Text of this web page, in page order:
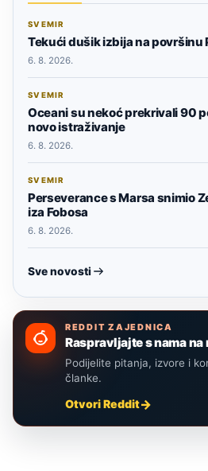
SVEMIR
Tekući dušik izbija na površinu
6. 8. 2026.
SVEMIR
Oceani su nekoć prekrivali 90
novo istraživanje
6. 8. 2026.
SVEMIR
Perseverance s Marsa snimio
iza Fobosa
6. 8. 2026.
Sve novosti
REDDIT ZAJEDNICA
Raspravljajte s nama
Podijelite pitanja, izvore i
članke.
Otvori Reddit